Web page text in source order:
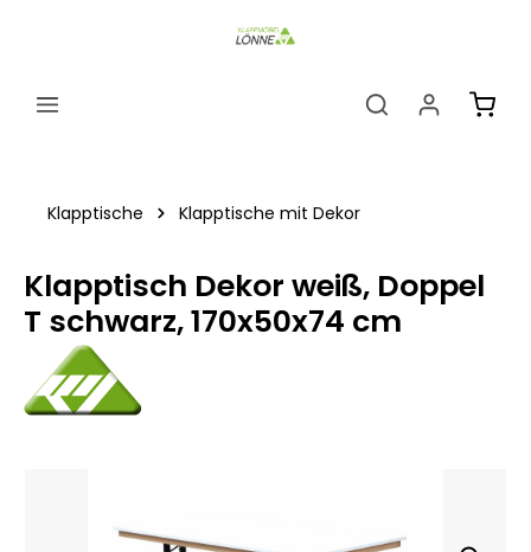
Klapptische Klapptische mit Dekor
Klapptisch Dekor weiß, Doppel
T schwarz, 170x50x74 cm